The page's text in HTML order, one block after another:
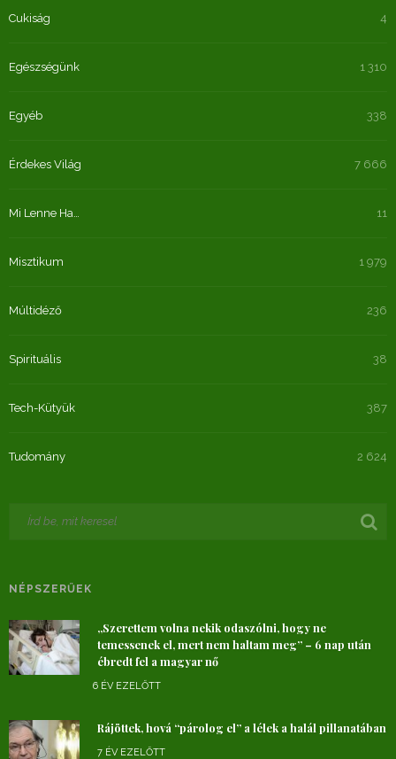
Cukiság 4
Egészségünk 1 310
Egyéb 338
Érdekes Világ 7 666
Mi Lenne Ha… 11
Misztikum 1 979
Múltidéző 236
Spirituális 38
Tech-Kütyük 387
Tudomány 2 624
NÉPSZERŰEK
„Szerettem volna nekik odaszólni, hogy ne
temessenek el, mert nem haltam meg” – 6 nap után
ébredt fel a magyar nő
6 ÉV EZELŐTT
Rájöttek, hová “párolog el” a lélek a halál pillanatában
7 ÉV EZELŐTT